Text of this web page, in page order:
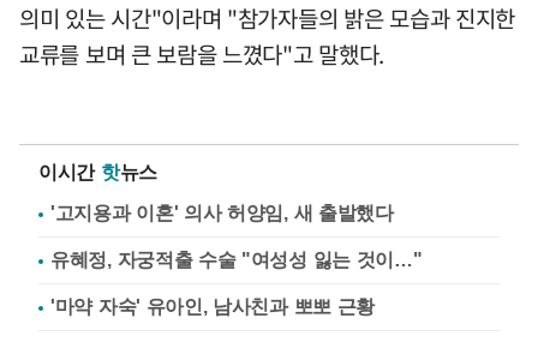
의미 있는 시간"이라며 "참가자들의 밝은 모습과 진지한
교류를 보며 큰 보람을 느꼈다"고 말했다.
이시간 핫뉴스
'고지용과 이혼' 의사 허양임, 새 출발했다
유혜정, 자궁적출 수술 "여성성 잃는 것이…"
'마약 자숙' 유아인, 남사친과 뽀뽀 근황